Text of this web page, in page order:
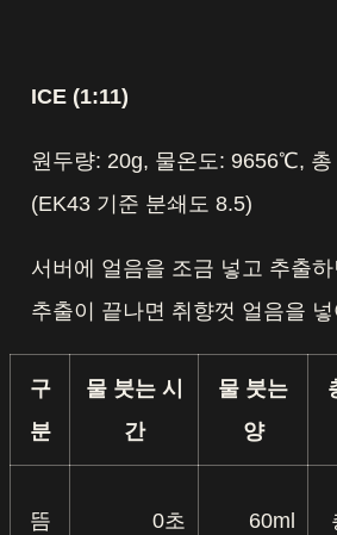
ICE (1:11)
원두량: 20g, 물온도: 9656℃, 총
(EK43 기준 분쇄도 8.5)
서버에 얼음을 조금 넣고 추출
추출이 끝나면 취향껏 얼음을
구
분
물 붓는 시
간
물 붓는
양
뜸 0초 60ml